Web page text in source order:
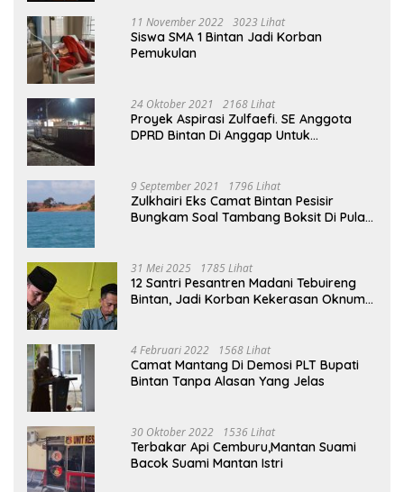
11 November 2022 3023 Lihat
Siswa SMA 1 Bintan Jadi Korban
Pemukulan
24 Oktober 2021 2168 Lihat
Proyek Aspirasi Zulfaefi. SE Anggota
DPRD Bintan Di Anggap Untuk
9 September 2021 1796 Lihat
Zulkhairi Eks Camat Bintan Pesisir
Bungkam Soal Tambang Boksit Di Pulau
31 Mei 2025 1785 Lihat
12 Santri Pesantren Madani Tebuireng
Bintan, Jadi Korban Kekerasan Oknum
4 Februari 2022 1568 Lihat
Camat Mantang Di Demosi PLT Bupati
Bintan Tanpa Alasan Yang Jelas
30 Oktober 2022 1536 Lihat
Terbakar Api Cemburu,Mantan Suami
Bacok Suami Mantan Istri